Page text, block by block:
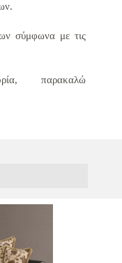
σύμφωνα με τις
παρακαλώ